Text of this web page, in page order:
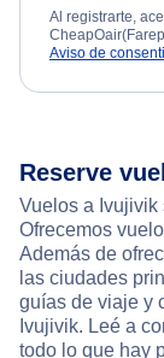
Al registrarte,
Aviso de
Reserve
Vuelos a Ivujivik
Ofrecemos
Además de
las ciudades
guías de viaje y
Ivujivik. Leé a
todo lo que hay